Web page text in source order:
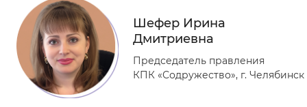
Шефер Ирина
Дмитриевна
Председатель правления
КПК «Содружество», г. Челябинск